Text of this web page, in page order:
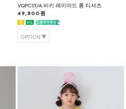
VQPCST/A.비키 레이어드 롱 티셔츠
49,800원
OPTION